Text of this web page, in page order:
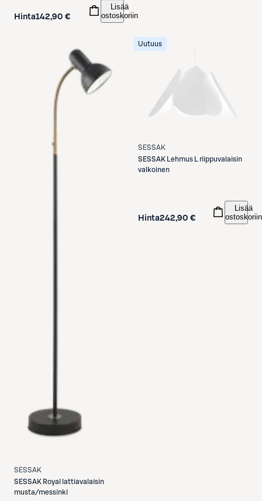
Hinta142,90 €
Lisää
ostoskoriin
SESSAK
SESSAK Royal lattiavalaisin
musta/messinki
Uutuus
SESSAK
SESSAK
Lehmus L riippuvalaisin
valkoinen
Hinta242,90 €
Lisää
ostoskoriin